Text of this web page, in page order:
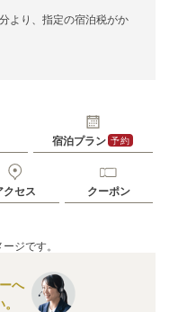
より、指定の宿泊税がか
宿泊プラン 予約
クセス クーポン
ジです。
へ